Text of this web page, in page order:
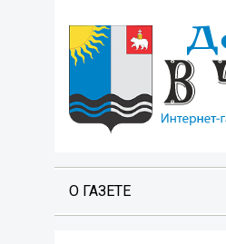
О ГАЗЕТЕ